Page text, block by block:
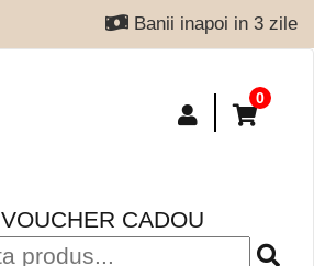
Banii inapoi in 3 zile
0
VOUCHER CADOU